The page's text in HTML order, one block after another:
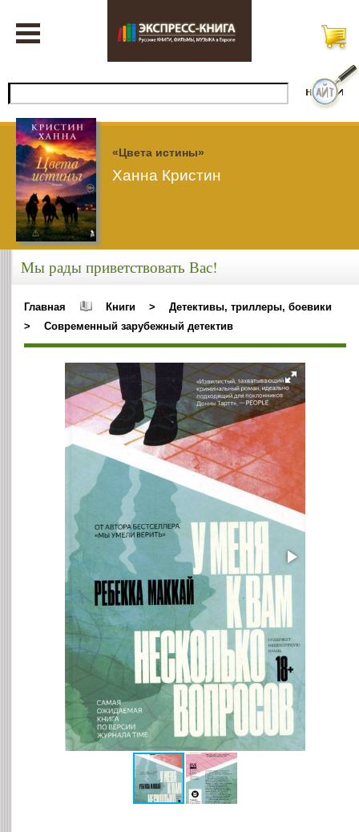
«Цвета истины»
Ханна Кристин
Мы рады приветствовать Вас!
Главная Книги >
Детективы, триллеры, боевики
>
Современный зарубежный детектив